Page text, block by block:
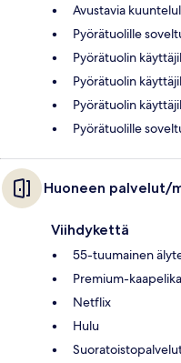
Avustavia
Pyörätuolille
Pyörätuolin
Pyörätuolin
Pyörätuolin
Pyörätuolille
Huoneen palvelut/
Viihdykettä
55-tuumainen
Premium-
Netflix
Hulu